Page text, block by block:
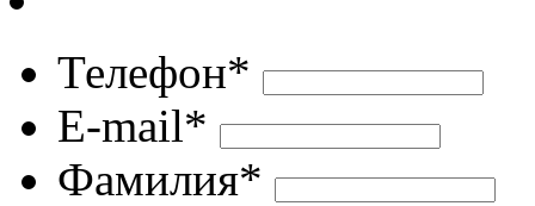
Телефон*
E-mail*
Фамилия*